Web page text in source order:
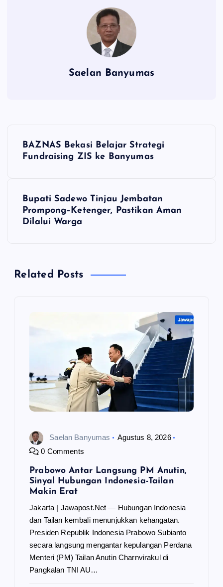
Saelan Banyumas
N
s
BAZNAS Bekasi Belajar Strategi
Fundraising ZIS ke Banyumas
Bupati Sadewo Tinjau Jembatan
Prompong–Ketenger, Pastikan Aman
Dilalui Warga
Related Posts
Saelan Banyumas
Agustus 8, 2026
0 Comments
Prabowo Antar Langsung PM Anutin,
Sinyal Hubungan Indonesia-Tailan
Makin Erat
Jakarta | Jawapost.Net — Hubungan Indonesia
dan Tailan kembali menunjukkan kehangatan.
Presiden Republik Indonesia Prabowo Subianto
secara langsung mengantar kepulangan Perdana
Menteri (PM) Tailan Anutin Charnvirakul di
Pangkalan TNI AU…